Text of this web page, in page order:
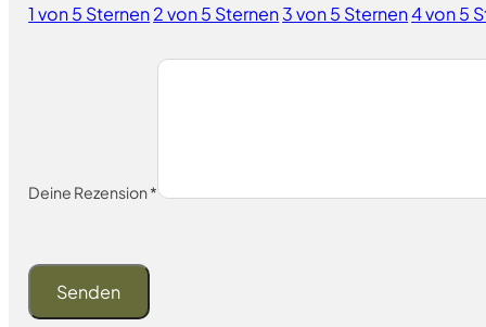
1 von 5 Sternen2 von 5 Sternen3 von 5 Sternen4 von 5
Deine Rezension*